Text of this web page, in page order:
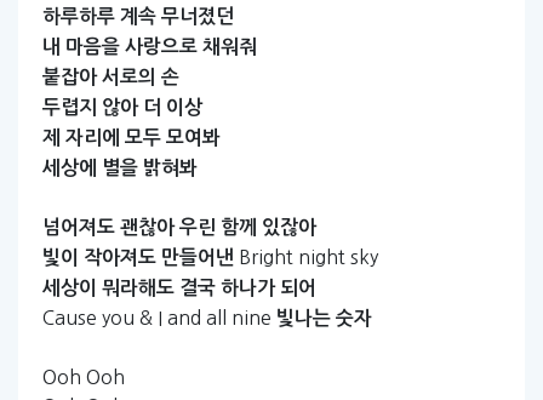
하루하루 계속 무너졌던
내 마음을 사랑으로 채워줘
붙잡아 서로의 손
두렵지 않아 더 이상
제 자리에 모두 모여봐
세상에
별을 밝혀봐
넘어져도 괜찮아 우린 함께
있잖아
빛이
작아져도 만들어낸 Bright night sky
세상이 뭐라해도 결국 하나가 되어
Cause you & I and all nine 빛나는 숫자
Ooh Ooh